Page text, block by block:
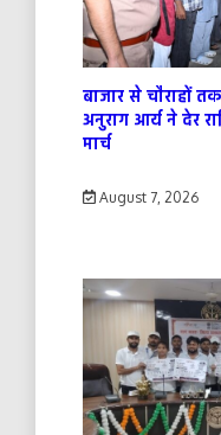
बाजार से चौराहों
अनुराग आर्य ने देर
मार्च
August 7, 2026